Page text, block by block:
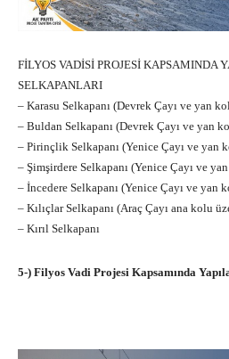
FİLYOS VADİSİ PROJESİ KAPSAMINDA
SELKAPANLARI
– Karasu Selkapanı (Devrek Çayı ve yan
– Buldan Selkapanı (Devrek Çayı ve yan
– Pirinçlik Selkapanı (Yenice Çayı ve yan
– Şimşirdere Selkapanı (Yenice Çayı ve
– İncedere Selkapanı (Yenice Çayı ve yan
– Kılıçlar Selkapanı (Araç Çayı ana kolu
– Kırıl Selkapanı
5-) Filyos Vadi Projesi Kapsamında